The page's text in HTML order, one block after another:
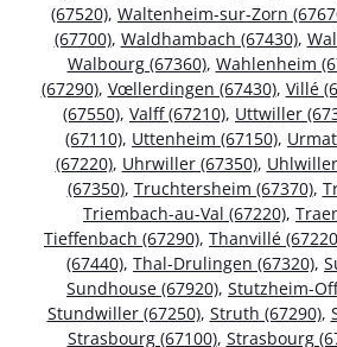
(67520), Waltenheim-sur-Zorn
(67700), Waldhambach (67430),
Walbourg (67360), Wahlenheim
(67290), Vœllerdingen (67430), Villé
(67550), Valff (67210), Uttwiller
(67110), Uttenheim (67150),
(67220), Uhrwiller (67350),
(67350), Truchtersheim (67370),
Triembach-au-Val (67220),
Tieffenbach (67290), Thanvillé
(67440), Thal-Drulingen (67320),
Sundhouse (67920), Stutzheim-
Stundwiller (67250), Struth (67290),
Strasbourg (67100), Strasbourg